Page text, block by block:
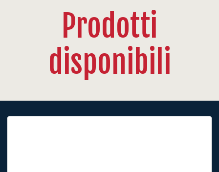
Prodotti
disponibili